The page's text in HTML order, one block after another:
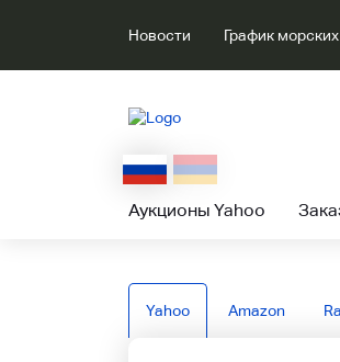
Новости График
Аукционы Yahoo
Yahoo Amazon